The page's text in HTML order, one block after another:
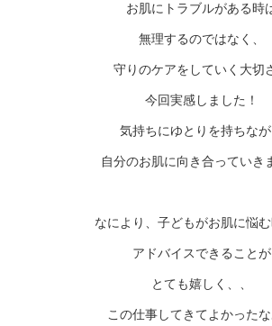
お肌にトラブルがある時
無理するのではなく、
守りのケアをしていく大切
今回実感しました！
気持ちにゆとりを持ちなが
自分のお肌に向き合っていき
なにより、子どもがお肌に悩
アドバイスできることが
とても嬉しく、、
この仕事してきてよかったな